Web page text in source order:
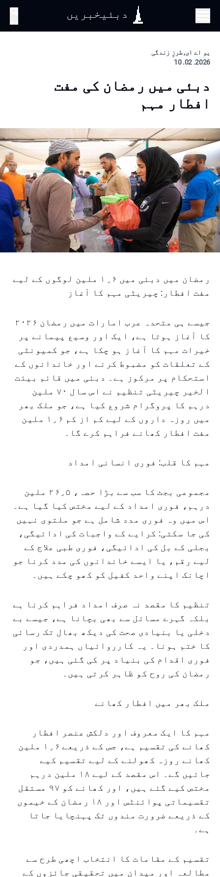
دبئیخبریں
یو اے ای, طرزِ زندگی
2026. 02. 10
دبئی میں رمضان کی مفت
افطار مہم
رمضان میں دبئی میں ۱٫۶ ملین لوگوں کے لیے
مفت افطار: چیریٹی مہم کا آغاز
جیسے ہی متحدہ عرب امارات میں رمضان ۲۰۲۶
کا آغاز ہوتا ہے، ایک اور وسیع پیمانے پر
خیرات مہم کا آغاز ہو چکا ہے، جو کمیونٹی
کے تعلقات کو مضبوط کرنے اور خاندانوں کے
استحکام پر مرکوز ہے۔ دبئی میں قائم بیئت
الخیر چیریٹی تنظیم نے اس سال ۷۰ ملین
درہم کا پروگرام شروع کیا ہے، جو ملک بھر
میں روزہ داروں کے لیے کم از کم ۱٫۶ ملین
مفت افطار کھانے فراہم کرے گا۔
مہم کا قلب: فوری انسانی امداد
مجموعی بجٹ کا سب سے بڑا حصہ، ۲۶٫۵ ملین
درہم، فوری امداد کے لیے مختص کیا گیا ہے۔
اس میں وہ فوری مدد شامل ہے جو ملتوی نہیں
کی جا سکتی: کرایے کے واجبات کی ادائیگی،
بجلی کے بل کی ادائیگی، فوری طبی علاج کے
لیے رقم، یا ایسے خاندانوں کی مدد کرنا جو
اچانک اپنے واحد کفیل کو کھو چکے ہیں۔
تنظیم کا مقصد نہ صرف امداد فراہم کرنا ہے
بلکہ گہرے مسائل سے بھی بچانا ہے، جیسے بے
دخلی یا بنیادی صحت کی دیکھ بھال تک رسائی
کا ختم ہونا۔ یہ کارروائیاں ہمدردی اور
فوری اقدام کی بنیاد پر کی گئی ہیں، جو
رمضان کی روح کو ظاہر کرتی ہیں۔
ملک بھر میں افطار کھانے
مہم کا ایک معروف اور دلکش عنصر افطار
کھانے کی تقسیم ہے، جس کے ذریعے ۱٫۶ ملین
کھانے روزہ کھولنے کے لیے تقسیم کیے
جائیں گے۔ اس مقصد کے لیے ۱۸ ملین درہم
مختص کیے گئے ہیں، اور کھانے کو ۹۷ مستقل
تقسیماتی پوائنٹس اور ۱۸ رمضان کے خیموں
کے ذریعے ضرورت مندوں تک پہنچایا جاتا
ہے۔
تقسیم کے مقامات کا انتخاب اچھی طرح سے
مطالعہ اور میدان میں تحقیقی جائزوں کے